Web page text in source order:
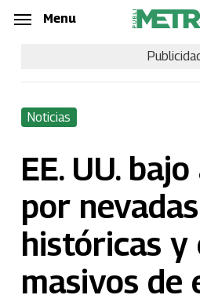
Skip
content
Menu
Noticias
EE. UU.
por nevadas
históricas y
masivos de
Menu